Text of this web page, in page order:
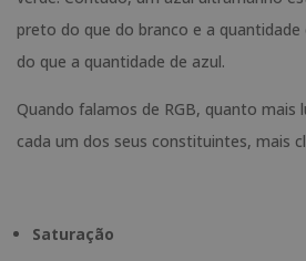
preto do que do branco e a
do que a quantidade de azul.
Quando falamos de RGB, quanto mais
cada um dos seus constituintes, mais
Saturação